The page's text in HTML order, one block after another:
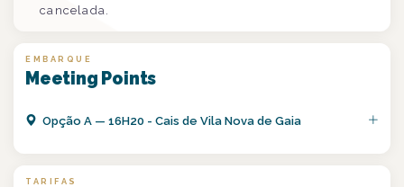
cancelada.
EMBARQUE
Meeting Points
OpçãoA —16H20 - Cais de Vila Nova de Gaia
TARIFAS